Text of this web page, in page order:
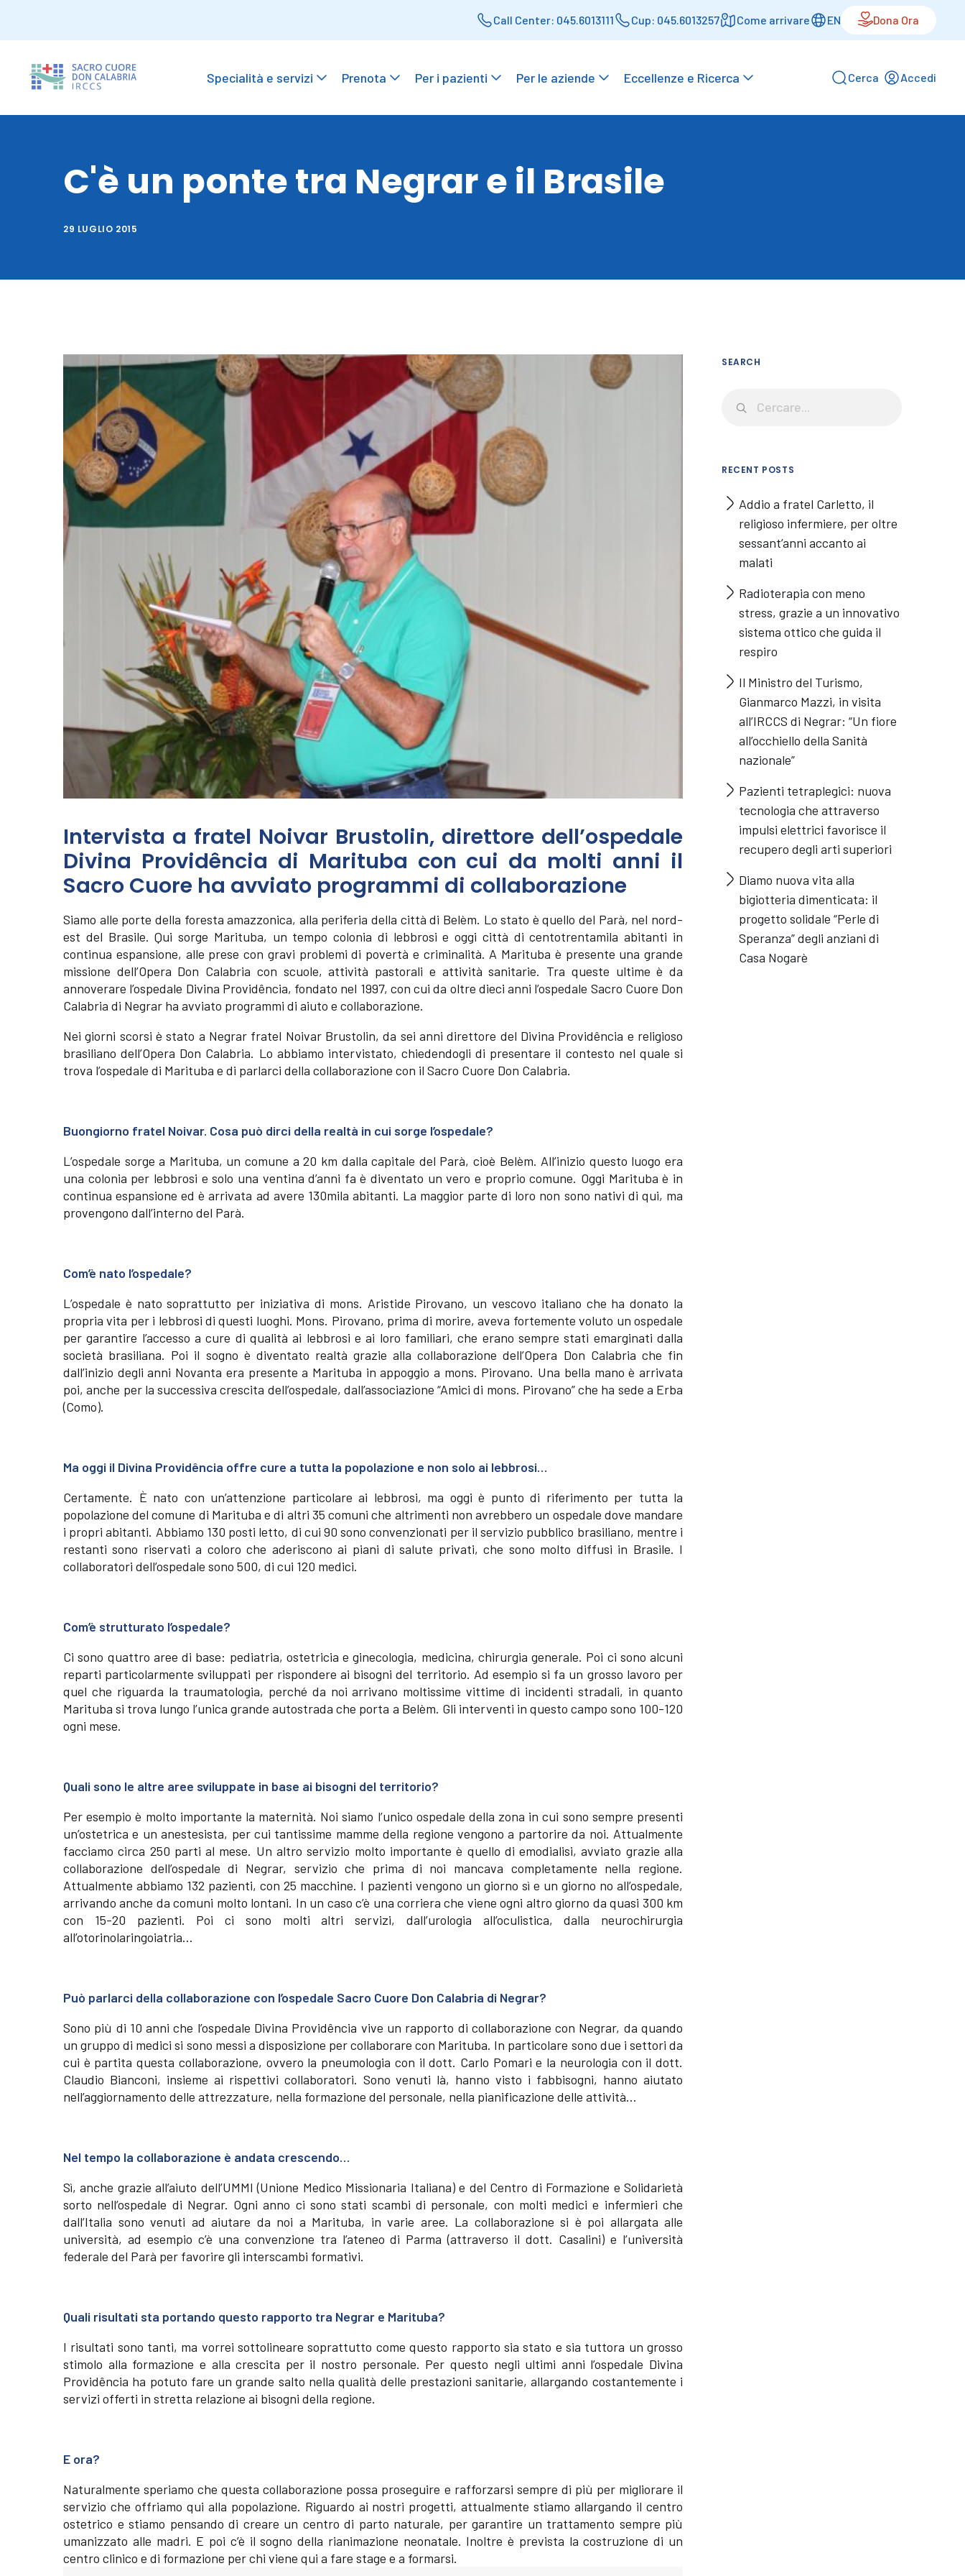
Call Center: 045.6013111 Cup: 045.6013257 Come arrivare EN Dona Ora
Specialità e servizi Prenota Per i pazienti Per le aziende Eccellenze e Ricerca Cerca Accedi
C'è un ponte tra Negrar e il Brasile
29 LUGLIO 2015
Intervista a fratel Noivar Brustolin, direttore dell’ospedale
Divina Providência di Marituba con cui da molti anni il
Sacro Cuore ha avviato programmi di collaborazione
Siamo alle porte della foresta amazzonica, alla periferia della città di Belèm. Lo stato è quello del Parà, nel nord-
est del Brasile. Qui sorge Marituba, un tempo colonia di lebbrosi e oggi città di centotrentamila abitanti in
continua espansione, alle prese con gravi problemi di povertà e criminalità. A Marituba è presente una grande
missione dell’Opera Don Calabria con scuole, attività pastorali e attività sanitarie. Tra queste ultime è da
annoverare l’ospedale Divina Providência, fondato nel 1997, con cui da oltre dieci anni l’ospedale Sacro Cuore Don
Calabria di Negrar ha avviato programmi di aiuto e collaborazione.
Nei giorni scorsi è stato a Negrar fratel Noivar Brustolin, da sei anni direttore del Divina Providência e religioso
brasiliano dell’Opera Don Calabria. Lo abbiamo intervistato, chiedendogli di presentare il contesto nel quale si
trova l’ospedale di Marituba e di parlarci della collaborazione con il Sacro Cuore Don Calabria.
Buongiorno fratel Noivar. Cosa può dirci della realtà in cui sorge l’ospedale?
L’ospedale sorge a Marituba, un comune a 20 km dalla capitale del Parà, cioè Belèm. All’inizio questo luogo era
una colonia per lebbrosi e solo una ventina d’anni fa è diventato un vero e proprio comune. Oggi Marituba è in
continua espansione ed è arrivata ad avere 130mila abitanti. La maggior parte di loro non sono nativi di qui, ma
provengono dall’interno del Parà.
Com’è nato l’ospedale?
L’ospedale è nato soprattutto per iniziativa di mons. Aristide Pirovano, un vescovo italiano che ha donato la
propria vita per i lebbrosi di questi luoghi. Mons. Pirovano, prima di morire, aveva fortemente voluto un ospedale
per garantire l’accesso a cure di qualità ai lebbrosi e ai loro familiari, che erano sempre stati emarginati dalla
società brasiliana. Poi il sogno è diventato realtà grazie alla collaborazione dell’Opera Don Calabria che fin
dall’inizio degli anni Novanta era presente a Marituba in appoggio a mons. Pirovano. Una bella mano è arrivata
poi, anche per la successiva crescita dell’ospedale, dall’associazione “Amici di mons. Pirovano” che ha sede a Erba
(Como).
Ma oggi il Divina Providência offre cure a tutta la popolazione e non solo ai lebbrosi…
Certamente. È nato con un’attenzione particolare ai lebbrosi, ma oggi è punto di riferimento per tutta la
popolazione del comune di Marituba e di altri 35 comuni che altrimenti non avrebbero un ospedale dove mandare
i propri abitanti. Abbiamo 130 posti letto, di cui 90 sono convenzionati per il servizio pubblico brasiliano, mentre i
restanti sono riservati a coloro che aderiscono ai piani di salute privati, che sono molto diffusi in Brasile. I
collaboratori dell’ospedale sono 500, di cui 120 medici.
Com’è strutturato l’ospedale?
Ci sono quattro aree di base: pediatria, ostetricia e ginecologia, medicina, chirurgia generale. Poi ci sono alcuni
reparti particolarmente sviluppati per rispondere ai bisogni del territorio. Ad esempio si fa un grosso lavoro per
quel che riguarda la traumatologia, perché da noi arrivano moltissime vittime di incidenti stradali, in quanto
Marituba si trova lungo l’unica grande autostrada che porta a Belèm. Gli interventi in questo campo sono 100-120
ogni mese.
Quali sono le altre aree sviluppate in base ai bisogni del territorio?
Per esempio è molto importante la maternità. Noi siamo l’unico ospedale della zona in cui sono sempre presenti
un’ostetrica e un anestesista, per cui tantissime mamme della regione vengono a partorire da noi. Attualmente
facciamo circa 250 parti al mese. Un altro servizio molto importante è quello di emodialisi, avviato grazie alla
collaborazione dell’ospedale di Negrar, servizio che prima di noi mancava completamente nella regione.
Attualmente abbiamo 132 pazienti, con 25 macchine. I pazienti vengono un giorno sì e un giorno no all’ospedale,
arrivando anche da comuni molto lontani. In un caso c’è una corriera che viene ogni altro giorno da quasi 300 km
con 15-20 pazienti. Poi ci sono molti altri servizi, dall’urologia all’oculistica, dalla neurochirurgia
all’otorinolaringoiatria…
Può parlarci della collaborazione con l’ospedale Sacro Cuore Don Calabria di Negrar?
Sono più di 10 anni che l’ospedale Divina Providência vive un rapporto di collaborazione con Negrar, da quando
un gruppo di medici si sono messi a disposizione per collaborare con Marituba. In particolare sono due i settori da
cui è partita questa collaborazione, ovvero la pneumologia con il dott. Carlo Pomari e la neurologia con il dott.
Claudio Bianconi, insieme ai rispettivi collaboratori. Sono venuti là, hanno visto i fabbisogni, hanno aiutato
nell’aggiornamento delle attrezzature, nella formazione del personale, nella pianificazione delle attività…
Nel tempo la collaborazione è andata crescendo…
Sì, anche grazie all’aiuto dell’UMMI (Unione Medico Missionaria Italiana) e del Centro di Formazione e Solidarietà
sorto nell’ospedale di Negrar. Ogni anno ci sono stati scambi di personale, con molti medici e infermieri che
dall’Italia sono venuti ad aiutare da noi a Marituba, in varie aree. La collaborazione si è poi allargata alle
università, ad esempio c’è una convenzione tra l’ateneo di Parma (attraverso il dott. Casalini) e l’università
federale del Parà per favorire gli interscambi formativi.
Quali risultati sta portando questo rapporto tra Negrar e Marituba?
I risultati sono tanti, ma vorrei sottolineare soprattutto come questo rapporto sia stato e sia tuttora un grosso
stimolo alla formazione e alla crescita per il nostro personale. Per questo negli ultimi anni l’ospedale Divina
Providência ha potuto fare un grande salto nella qualità delle prestazioni sanitarie, allargando costantemente i
servizi offerti in stretta relazione ai bisogni della regione.
E ora?
Naturalmente speriamo che questa collaborazione possa proseguire e rafforzarsi sempre di più per migliorare il
servizio che offriamo qui alla popolazione. Riguardo ai nostri progetti, attualmente stiamo allargando il centro
ostetrico e stiamo pensando di creare un centro di parto naturale, per garantire un trattamento sempre più
umanizzato alle madri. E poi c’è il sogno della rianimazione neonatale. Inoltre è prevista la costruzione di un
centro clinico e di formazione per chi viene qui a fare stage e a formarsi.
SEARCH
RECENT POSTS
Addio a fratel Carletto, il
religioso infermiere, per oltre
sessant’anni accanto ai
malati
Radioterapia con meno
stress, grazie a un innovativo
sistema ottico che guida il
respiro
Il Ministro del Turismo,
Gianmarco Mazzi, in visita
all’IRCCS di Negrar: “Un fiore
all’occhiello della Sanità
nazionale”
Pazienti tetraplegici: nuova
tecnologia che attraverso
impulsi elettrici favorisce il
recupero degli arti superiori
Diamo nuova vita alla
bigiotteria dimenticata: il
progetto solidale “Perle di
Speranza” degli anziani di
Casa Nogarè